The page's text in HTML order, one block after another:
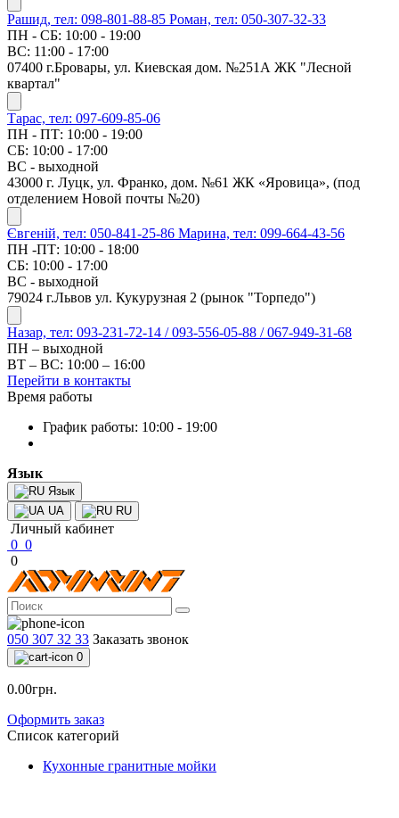
Рашид, тел: 098-801-88-85 Роман, тел: 050-307-32-33
ПН - СБ: 10:00 - 19:00
ВС: 11:00 - 17:00
07400 г.Бровары, ул. Киевская дом. №251А ЖК "Лесной
квартал"
Тарас, тел: 097-609-85-06
ПН - ПТ: 10:00 - 19:00
СБ: 10:00 - 17:00
ВС - выходной
43000 г. Луцк, ул. Франко, дом. №61 ЖК «Яровица», (под
отделением Новой почты №20)
Євгеній, тел: 050-841-25-86 Марина, тел: 099-664-43-56
ПН -ПТ: 10:00 - 18:00
СБ: 10:00 - 17:00
ВС - выходной
79024 г.Львов ул. Кукурузная 2 (рынок "Торпедо")
Назар, тел: 093-231-72-14 / 093-556-05-88 / 067-949-31-68
ПН – выходной
ВТ – ВС: 10:00 – 16:00
Перейти в контакты
Время работы
График работы: 10:00 - 19:00
Язык
Язык
UA
RU
Личный кабинет
0 0
0
050 307 32 33 Заказать звонок
0
0.00грн.
Оформить заказ
Список категорий
Кухонные гранитные мойки